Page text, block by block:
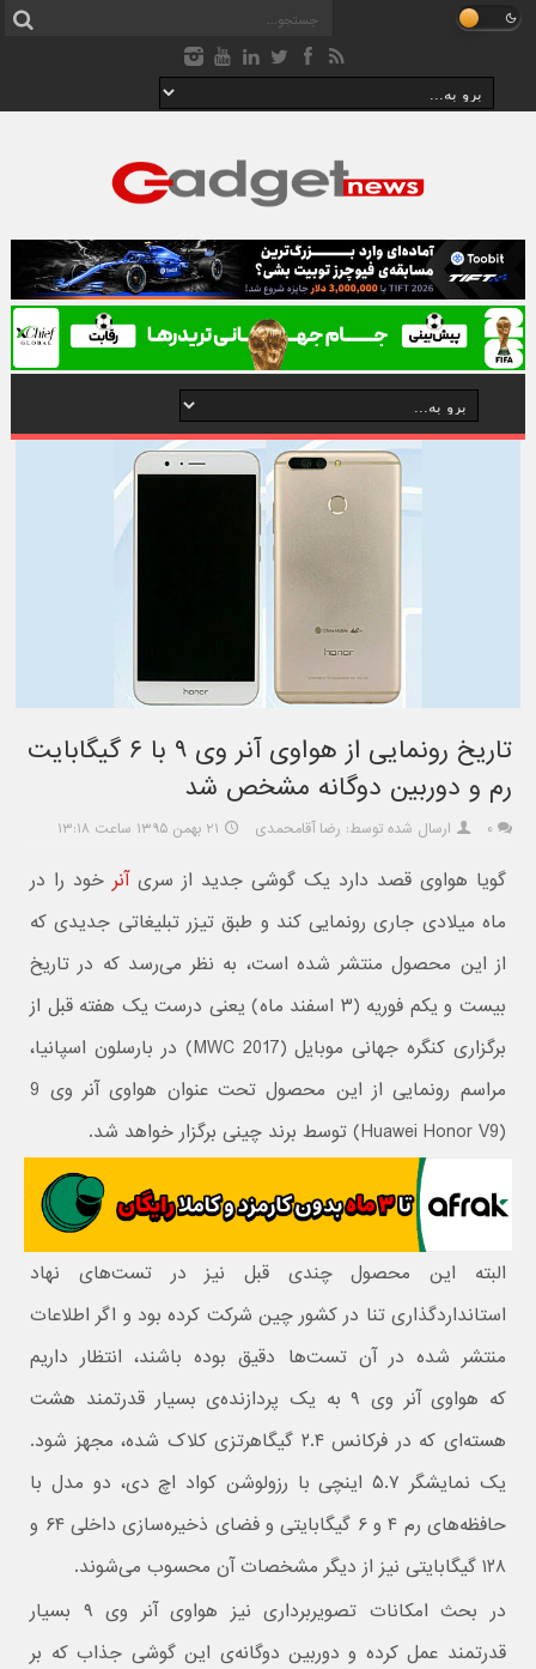
تاریخ رونمایی از هواوی آنر وی ۹ با ۶ گیگابایت
رم و دوربین دوگانه مشخص شد
۰ ارسال شده توسط: رضا آقامحمدی ۲۱ بهمن ۱۳۹۵ ساعت ۱۳:۱۸
گویا هواوی قصد دارد یک گوشی جدید از سریآنرخود را در
ماه میلادی جاری رونمایی کند و طبق تیزر تبلیغاتی جدیدی که
از این محصول منتشر شده است، به نظر می‌رسد که در تاریخ
بیست و یکم فوریه (۳ اسفند ماه) یعنی درست یک هفته قبل از
برگزاری کنگره جهانی موبایل (MWC 2017) در بارسلون اسپانیا،
مراسم رونمایی از این محصول تحت عنوان هواوی آنر وی 9
(Huawei Honor V9) توسط برند چینی برگزار خواهد شد.
البته این محصول چندی قبل نیز در تست‌های نهاد
استانداردگذاری تنا در کشور چین شرکت کرده بود و اگر اطلاعات
منتشر شده در آن تست‌ها دقیق بوده باشند، انتظار داریم
که هواوی آنر وی ۹ به یک پردازنده‌ی بسیار قدرتمند هشت
هسته‌ای که در فرکانس ۲.۴ گیگاهرتزی کلاک شده، مجهز شود.
یک نمایشگر ۵.۷ اینچی با رزولوشن کواد اچ دی، دو مدل با
حافظه‌های رم ۴ و ۶ گیگابایتی و فضای ذخیره‌سازی داخلی ۶۴ و
۱۲۸ گیگابایتی نیز از دیگر مشخصات آن محسوب می‌شوند.
در بحث امکانات تصویربرداری نیز هواوی آنر وی ۹ بسیار
قدرتمند عمل کرده و دوربین دوگانه‌ی این گوشی جذاب که بر